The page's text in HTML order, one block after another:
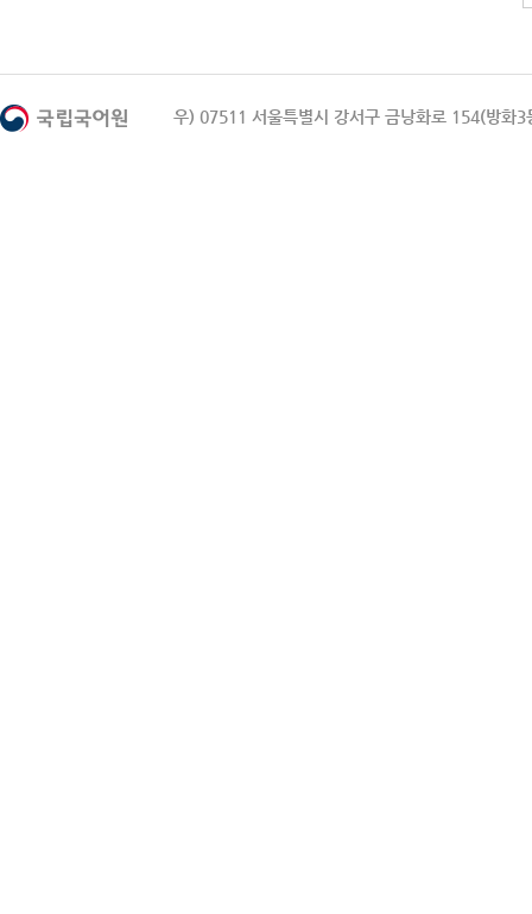
우) 07511 서울특별시 강서구 금낭화로 154(방화3